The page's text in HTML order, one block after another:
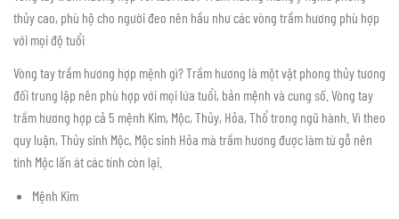
thủy cao, phù hộ cho người đeo nên hầu như các vòng trầm hương phù hợp
với mọi độ tuổi
Vòng tay trầm hương hợp mệnh gì? Trầm hương là một vật phong thủy tương
đối trung lập nên phù hợp với mọi lứa tuổi, bản mệnh và cung số. Vòng tay
trầm hương hợp cả 5 mệnh Kim, Mộc, Thủy, Hỏa, Thổ trong ngũ hành. Vì theo
quy luận, Thủy sinh Mộc, Mộc sinh Hỏa mà trầm hương được làm từ gỗ nên
tính Mộc lấn át các tính còn lại.
Mệnh Kim